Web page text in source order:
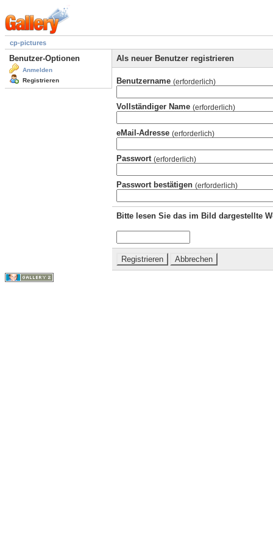
cp-pictures
Benutzer-Optionen
Anmelden
Registrieren
Als neuer Benutzer registrieren
Benutzername (erforderlich)
Vollständiger Name (erforderlich)
eMail-Adresse (erforderlich)
Passwort (erforderlich)
Passwort bestätigen (erforderlich)
Bitte lesen Sie das im Bild dargestellte